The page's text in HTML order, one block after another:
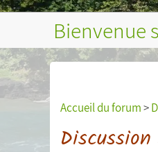
Journal
Bienvenue
Accueil du forum>